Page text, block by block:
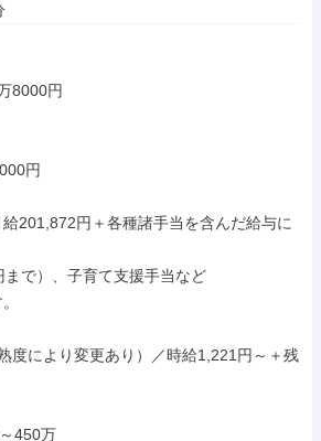
8000円
円
201,872円＋各種諸手当を含んだ給与に
で）、子育て支援手当など
度により変更あり）／時給1,221円～＋残
450万